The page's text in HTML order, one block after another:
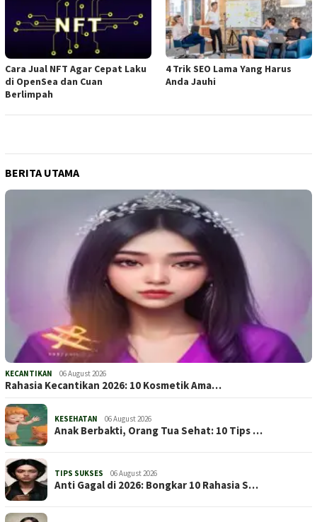
Cara Jual NFT Agar Cepat Laku
di OpenSea dan Cuan
Berlimpah
4 Trik SEO Lama Yang Harus
Anda Jauhi
BERITA UTAMA
KECANTIKAN 06 August 2026
Rahasia Kecantikan 2026: 10 Kosmetik Ama…
KESEHATAN 06 August 2026
Anak Berbakti, Orang Tua Sehat: 10 Tips …
TIPS SUKSES 06 August 2026
Anti Gagal di 2026: Bongkar 10 Rahasia S…